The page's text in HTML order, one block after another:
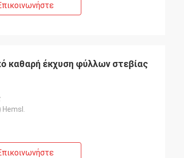
καθαρή έκχυση φύλλων στεβίας